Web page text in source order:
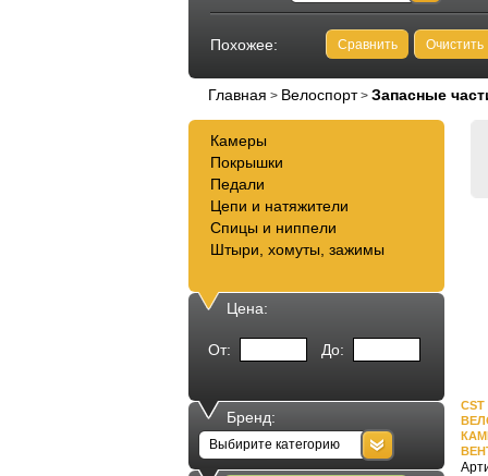
Похожее: Сравнить Очистить
Главная > Велоспорт> Запасные
CST
Камеры
Покрышки
Педали
Цепи и натяжители
Спицы и ниппели
Штыри, хомуты, зажимы
Цена:
От: До:
Бренд:
Выбирите категорию